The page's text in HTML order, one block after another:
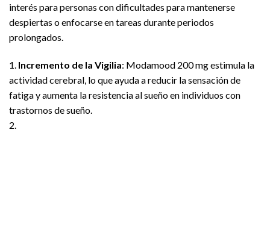
interés para personas con dificultades para mantenerse
despiertas o enfocarse en tareas durante periodos
prolongados.
1. Incremento de la Vigilia: Modamood 200 mg estimula la
actividad cerebral, lo que ayuda a reducir la sensación de
fatiga y aumenta la resistencia al sueño en individuos con
trastornos de sueño.
2.